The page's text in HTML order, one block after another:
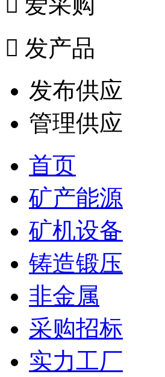
 发产品
发布供应
管理供应
首页
矿产能源
矿机设备
铸造锻压
非金属
采购招标
实力工厂